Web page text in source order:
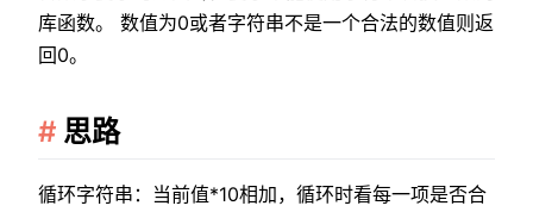
库函数。 数值为0或者字符串不是一个合法的数值则返
回0。
思路
循环字符串：当前值*10相加，循环时看每一项是否合